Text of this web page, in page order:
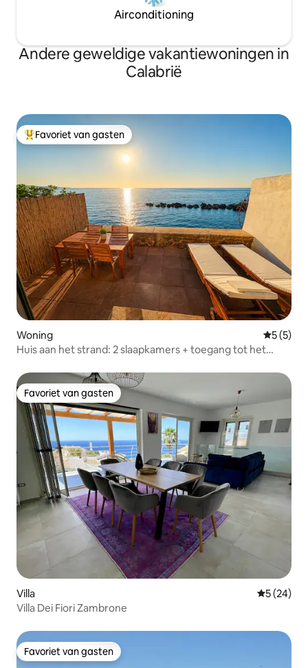
Airconditioning
Andere geweldige vakantiewoningen in
Calabrië
Topfavoriet van gasten
Favoriet van gasten
Woning
5 (5)
Huis aan het strand: 2 slaapkamers + toegang tot het
Favoriet van gasten
Favoriet van gasten
Villa
5 (24)
Villa Dei Fiori Zambrone
Favoriet van gasten
Favoriet van gasten